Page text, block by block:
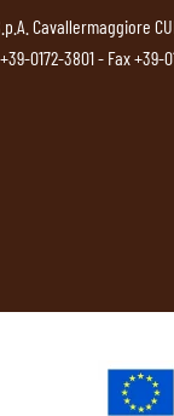
Cavallermaggiore
+39-0172-3801- Fax +39-